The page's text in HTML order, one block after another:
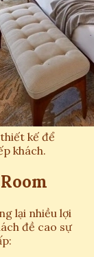
kế để
khách.
lại nhiều lợi
đề cao sự